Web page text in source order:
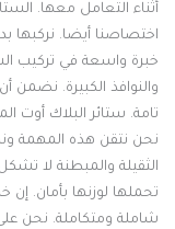
التعامل معها.
أيضا. نركبها
واسعة في تركيب الستائر
الكبيرة. نضمن أن
ستائر البلاك أوت
نتقن هذه المهمة
والمبطنة لا تشكل
لوزنها بأمان. إن
ومتكاملة. نحن على